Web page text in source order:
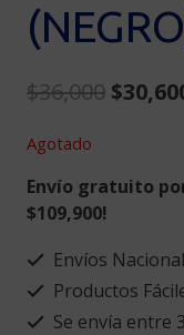
$36,000 $
Agotado
Envío gratuito
$109,900!
Envíos
Productos
Se envía entre